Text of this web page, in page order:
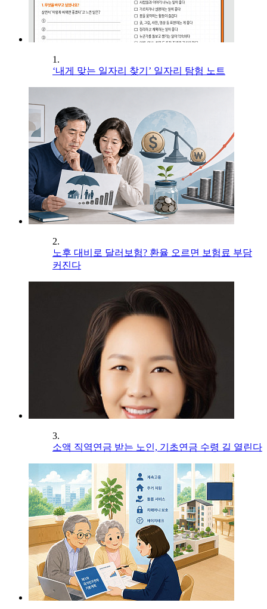
1.
‘내게 맞는 일자리 찾기’ 일자리 탐험 노트
2.
노후 대비로 달러보험? 환율 오르면 보험료 부담
커진다
3.
소액 직역연금 받는 노인, 기초연금 수령 길 열린다